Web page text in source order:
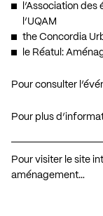
l’Association
l’UQAM
the Concordia
le Réatul:
Pour consulter
Pour plus
Pour visiter le site
aménagement…